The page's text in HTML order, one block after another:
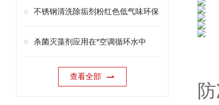
不锈钢清洗除垢剂粉红色低气味环保
杀菌灭藻剂应用在*空调循环水中
查看全部